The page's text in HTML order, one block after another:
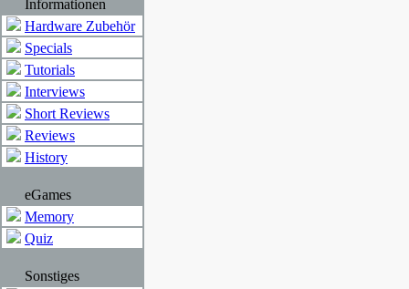
Informationen
Hardware Zubehör
Specials
Tutorials
Interviews
Short Reviews
Reviews
History
eGames
Memory
Quiz
Sonstiges